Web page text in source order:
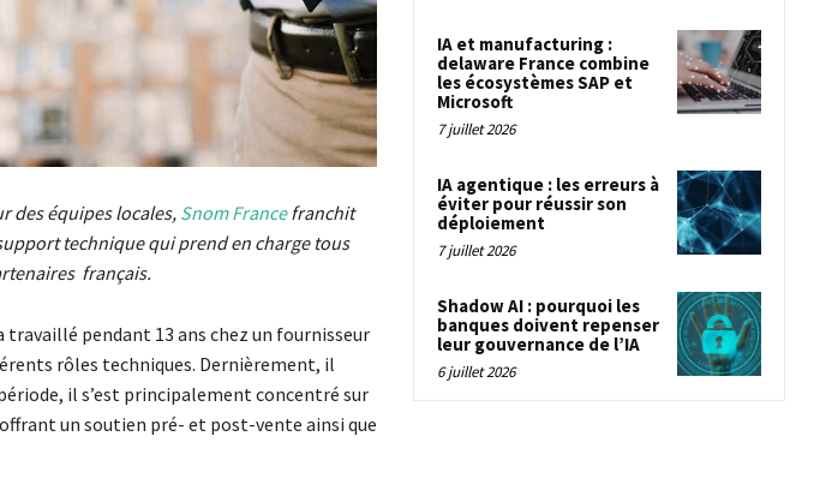
des équipes locales, Snom Francefranchit
technique qui prend en charge tous
français.
travaillé pendant 13 ans chez un fournisseur
rôles techniques. Dernièrement, il
il s’est principalement concentré sur
un soutien pré- et post-vente ainsi que
IA et manufacturing :
delaware France combine
les écosystèmes SAP et
Microsoft
7 juillet 2026
IA agentique : les erreurs à
éviter pour réussir son
déploiement
7 juillet 2026
Shadow AI : pourquoi les
banques doivent repenser
leur gouvernance de l’IA
6 juillet 2026